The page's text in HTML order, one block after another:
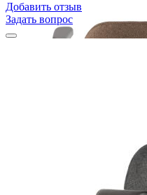
Добавить отзыв
Задать вопрос